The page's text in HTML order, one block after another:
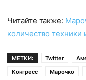
Читайте также:
количество техники
МЕТКИ: Twitter
Конгресс
Марочко